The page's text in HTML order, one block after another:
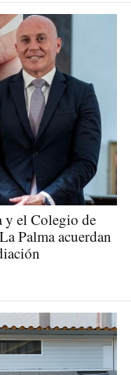
y el Colegio de
Palma acuerdan